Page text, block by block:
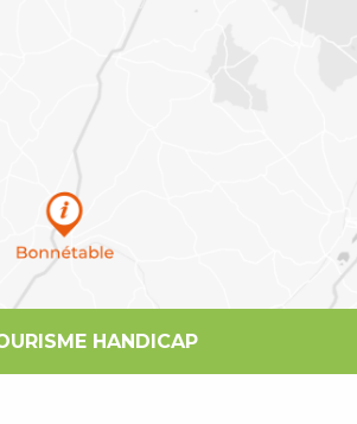
HANDICAP